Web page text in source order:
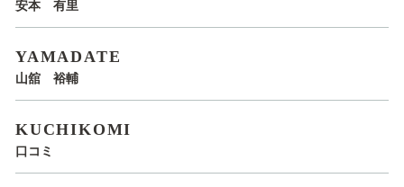
安本 有里
YAMADATE
山舘 裕輔
KUCHIKOMI
口コミ